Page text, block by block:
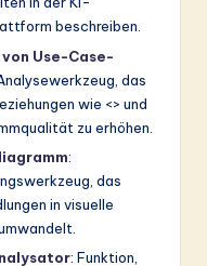
beschreiben.
Use-Case-
das
wie <> und
zu erhöhen.
:
das
in visuelle
: Funktion,